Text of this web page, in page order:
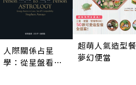
人際關係占星
學：從星盤看見
超萌人氣造型
夢幻便當